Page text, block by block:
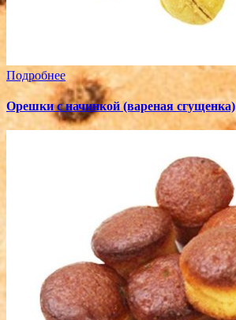
Подробнее
Орешки с начинкой (вареная сгущенка)